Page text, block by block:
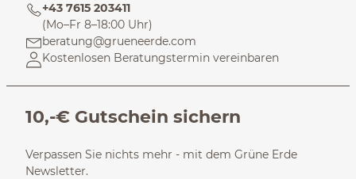
+43 7615 203411
(Mo–Fr 8–18:00 Uhr)
beratung@grueneerde.com
Kostenlosen Beratungstermin vereinbaren
10,-€ Gutschein sichern
Verpassen Sie nichts mehr - mit dem Grüne Erde
Newsletter.